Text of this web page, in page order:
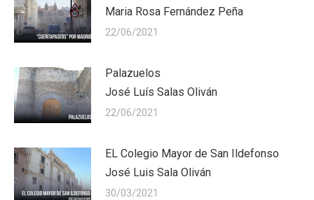
Maria Rosa Fernández Peña
22/06/2021
Palazuelos
José Luís Salas Oliván
22/06/2021
EL Colegio Mayor de San Ildefonso
José Luis Sala Oliván
30/03/2021